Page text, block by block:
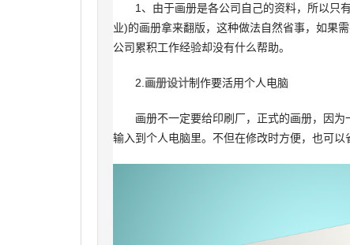
1、由于画册是各公司自己的资料，所以只有
业)的画册拿来翻版，这种做法自然省事，如果
公司累积工作经验却没有什么帮助。
2. 画册设计制作要活用个人电脑
画册不一定要给印刷厂，正式的画册，因为
输入到个人电脑里。不但在修改时方便，也可以